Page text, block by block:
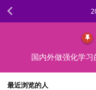
国内外做强化学
最近浏览的人